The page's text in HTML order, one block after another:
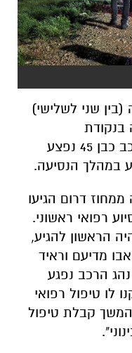
שני לשלישי)
בנקודת
ההשתלבות עם כביש 6. נהג רכב כבן 45 נפצע
במהלך הנסיעה.
דרום הגיעו
רפואי ראשוני.
הראשון להגיע,
מדיעם וראיד
הרכב נפגע
לו טיפול רפואי
קבלת טיפול